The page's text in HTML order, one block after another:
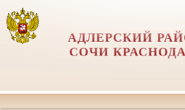
АДЛЕРСКИЙ
СОЧИ